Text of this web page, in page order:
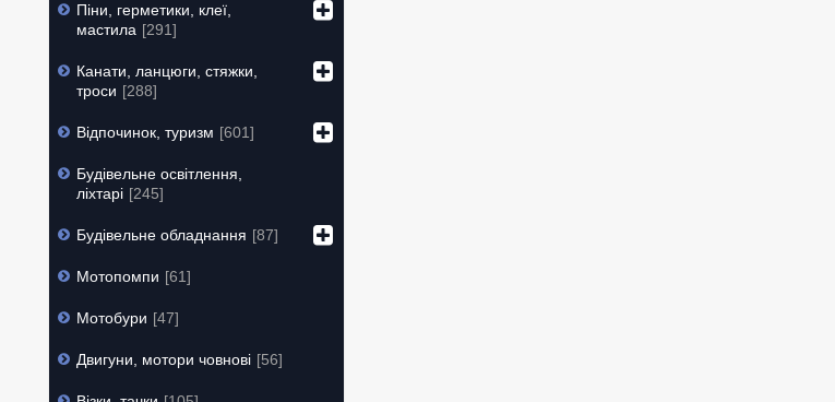
Піни, герметики, клеї,
мастила 291
Канати, ланцюги, стяжки,
троси
288
Відпочинок, туризм 601
Будівельне освітлення,
ліхтарі 245
Будівельне обладнання 87
Мотопомпи 61
Мотобури 47
Двигуни, мотори човнові 56